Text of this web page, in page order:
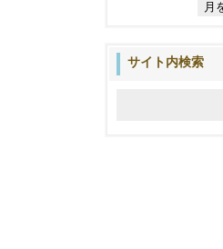
ブ
サイト内検索